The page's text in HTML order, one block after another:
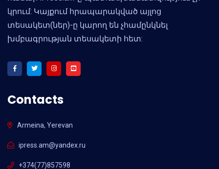
կրում: Կայքում հրապարակված այլոց
տեսակետ(ներ)-ը կարող են չհամընկնել
խմբագրության տեսակետի հետ:
Contacts
Armeina, Yerevan
ipress.am@yandex.ru
+374(77)857598